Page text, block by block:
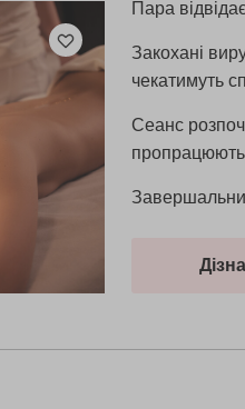
Пара
Закохані
чекатимуть
Сеанс
пропрацюють